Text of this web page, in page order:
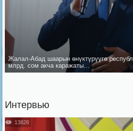
Жалал-Абад шаарын ѳнүктүрүүгѳ
млрд. сом акча каражаты...
Интервью
13828